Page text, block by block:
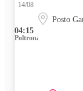
04:15
14/08
Posto
Poltrona